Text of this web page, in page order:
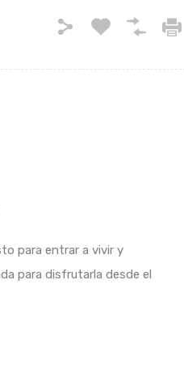
para entrar a vivir y
para disfrutarla desde el